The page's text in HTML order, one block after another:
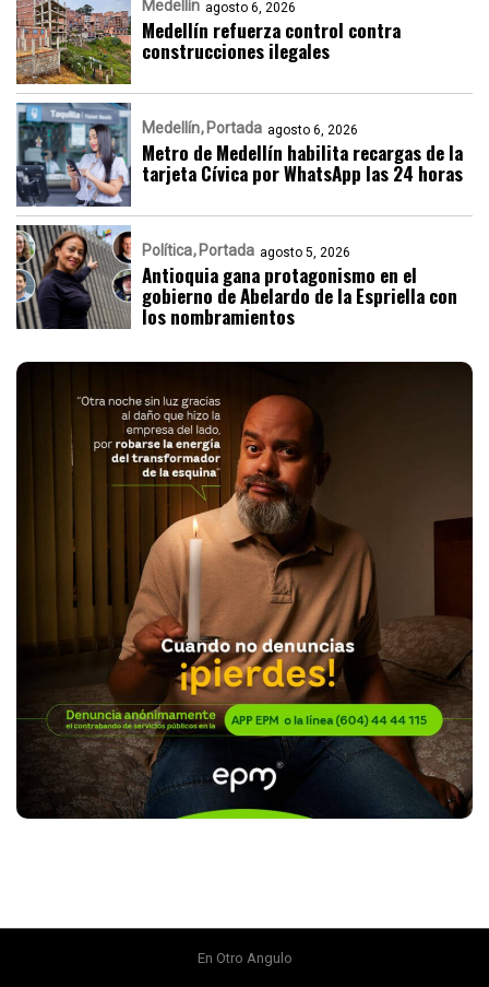
Medellín agosto 6, 2026
Medellín refuerza control contra
construcciones ilegales
Medellín Portada agosto 6, 2026
Metro de Medellín habilita recargas de la
tarjeta Cívica por WhatsApp las 24 horas
Política Portada agosto 5, 2026
Antioquia gana protagonismo en el
gobierno de Abelardo de la Espriella con
los nombramientos
En Otro Angulo